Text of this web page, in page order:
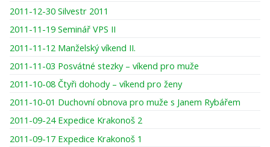
2011-12-30 Silvestr 2011
2011-11-19 Seminář VPS II
2011-11-12 Manželský víkend II.
2011-11-03 Posvátné stezky – víkend pro muže
2011-10-08 Čtyři dohody – víkend pro ženy
2011-10-01 Duchovní obnova pro muže s Janem Rybářem
2011-09-24 Expedice Krakonoš 2
2011-09-17 Expedice Krakonoš 1